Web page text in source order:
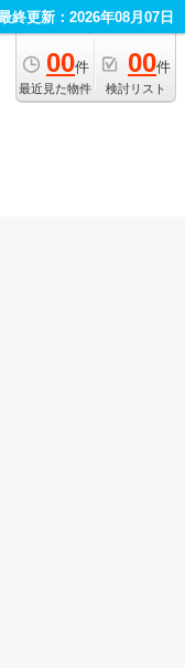
終更新：2026年08月07日
00件
最近見た物件
00件
検討リスト